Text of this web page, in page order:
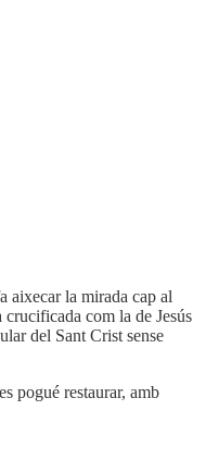
aixecar la mirada cap al
com la de Jesús
del Sant Crist sense
pogué restaurar, amb